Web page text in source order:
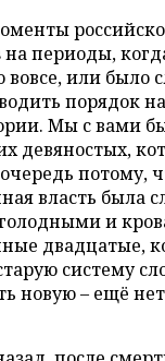
периоды,
вовсе, или было
порядок
Мы с вами
девяностых,
потому,
власть была
и
двадцатые,
систему
новую – ещё